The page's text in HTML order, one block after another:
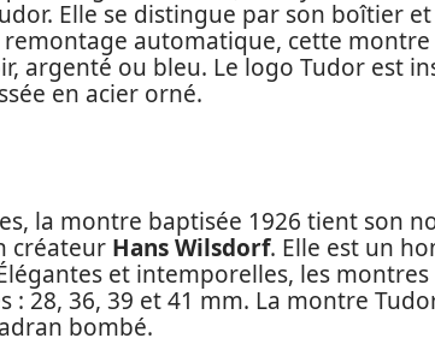
Elle se distingue par son boîtier
remontage automatique, cette
argenté ou bleu. Le logo Tudor est
en acier orné.
la montre baptisée 1926 tient son
créateur Hans Wilsdorf. Elle est un
et intemporelles, les montres
: 28, 36, 39 et 41 mm. La montre
bombé.